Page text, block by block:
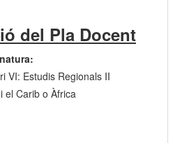
del Pla Docent
VI: Estudis Regionals II
el Carib o Àfrica